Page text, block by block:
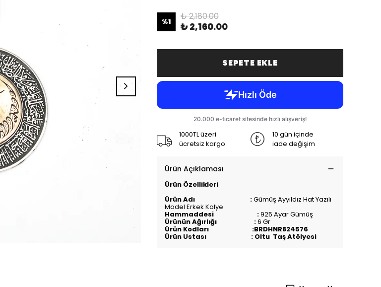
%1 ₺ 2,180.00
₺ 2,160.00
SEPETE EKLE
1000TL üzeri
ücretsiz kargo
10 gün içinde
iade değişim
Ürün Açıklaması
Ürün Özellikleri
Ürün Adı :Gümüş Ayyıldız Hat Yazılı
Model Erkek Kolye
Hammaddesi :925 Ayar Gümüş
Ürünün Ağırlığı :6 Gr
Ürün Kodları :BRDHNR824576
Ürün Ustası : Oltu Taş Atölyesi